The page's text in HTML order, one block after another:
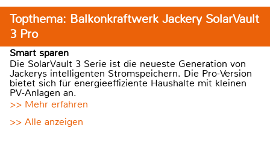
Topthema: Balkonkraftwerk Jackery SolarVault
3 Pro
Smart sparen
Die SolarVault 3 Serie ist die neueste Generation von
Jackerys intelligenten Stromspeichern. Die Pro-Version
bietet sich für energieeffiziente Haushalte mit kleinen
PV-Anlagen an.
>> Mehr erfahren
>> Alle anzeigen